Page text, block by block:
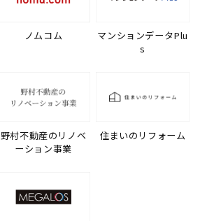
ノムコム
マンションデータPlu
s
野村不動産のリノベ
ーション事業
住まいのリフォーム